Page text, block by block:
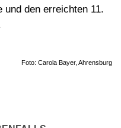
und den erreichten 11.
Foto: Carola Bayer, Ahrensburg